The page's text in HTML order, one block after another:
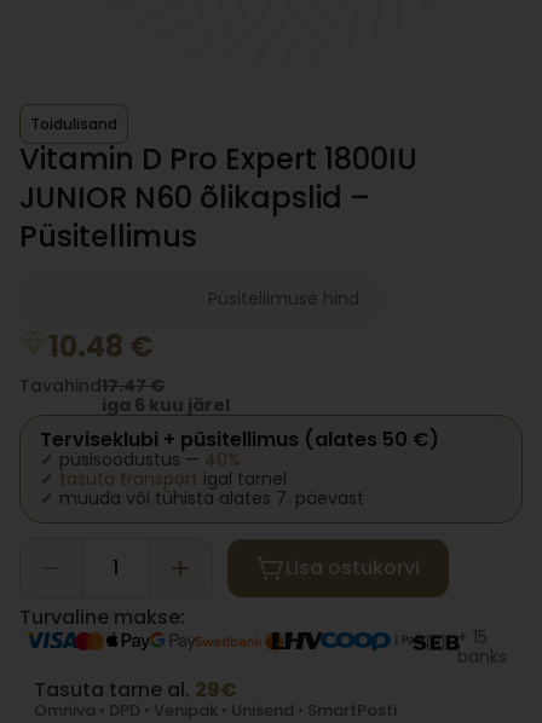
Toidulisand
Vitamin D Pro Expert 1800IU
JUNIOR N60 õlikapslid –
Püsitellimus
Püsitellimuse hind
10.48 €
Tavahind17.47€
iga 6 kuu järel
Terviseklubi + püsitellimus (alates 50 €)
✓ püsisoodustus — 40%
✓ tasuta transport igal tarnel
✓ muuda või tühista alates 7. päevast
Lisa ostukorvi
Turvaline makse:
+ 15
banks
Tasuta tarne al. 29€
Omniva • DPD • Venipak • Unisend • SmartPosti